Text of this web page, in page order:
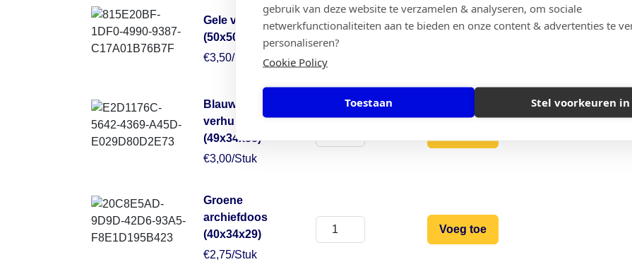
gebruik van deze website te verzamelen & analyseren, om sociale
netwerkfunctionaliteiten aan te bieden en onze content & advertenties te
personaliseren?
Cookie Policy
Toestaan Stel voorkeuren in
Gele verhuisdoos
(50x50x30)
€3,50/Stuk
Blauwe
verhuisdoos
(49x34x38)
€3,00/Stuk
Groene
archiefdoos
(40x34x29)
€2,75/Stuk
Voeg toe